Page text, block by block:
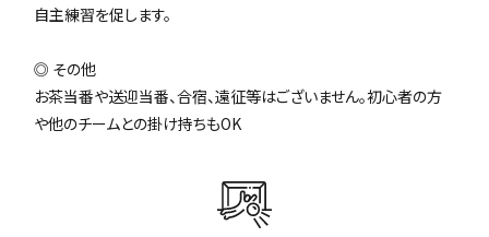
自主練習を促します。
◎ その他
お茶当番や送迎当番、合宿、遠征等はございません。初心者の方
や他のチームとの掛け持ちもOK